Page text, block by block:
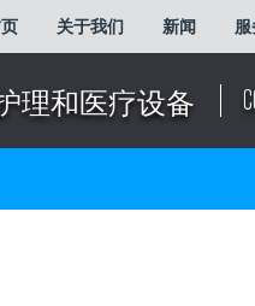
Search
关于我们 新闻
理和医疗设备